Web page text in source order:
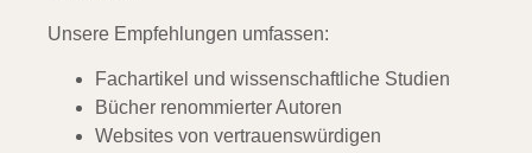
Unsere Empfehlungen umfassen:
Fachartikel und wissenschaftliche Studien
Bücher renommierter Autoren
Websites von vertrauenswürdigen